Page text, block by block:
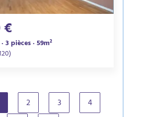
€
3 pièces · 59m²
2 3
4